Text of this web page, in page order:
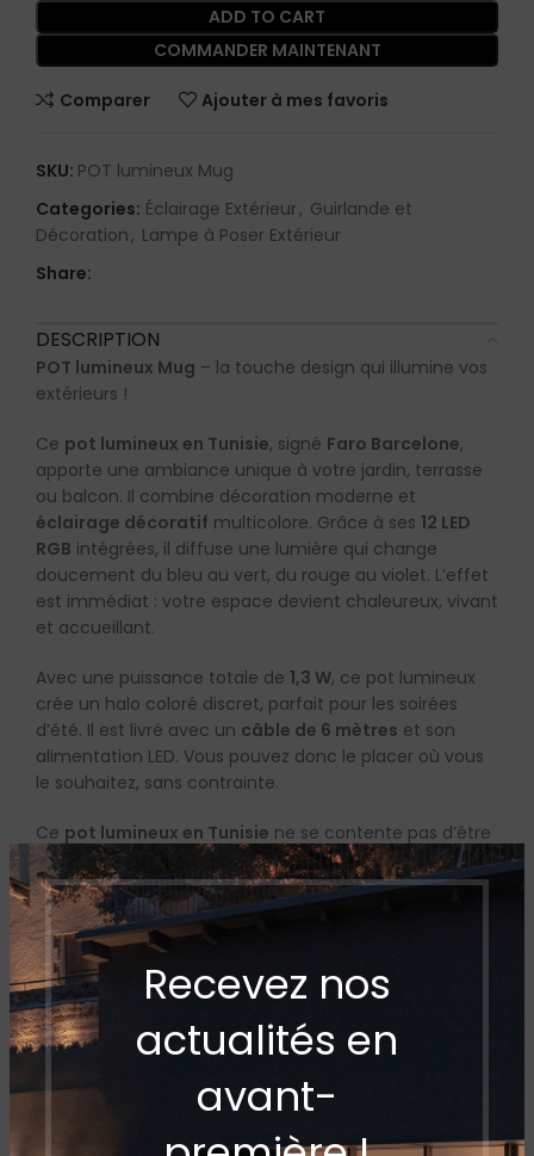
Recevez nos
actualités en
avant-
ADD TO CART
COMMANDER MAINTENANT
Comparer Ajouter à mes favoris
SKU: POT lumineux Mug
Categories: Éclairage Extérieur, Guirlande et
Décoration, Lampe à Poser Extérieur
Share:
DESCRIPTION
POT lumineux Mug – la touche design qui illumine vos
extérieurs !
Ce pot lumineux en Tunisie, signé Faro Barcelone,
apporte une ambiance unique à votre jardin, terrasse
ou balcon. Il combine décoration moderne et
éclairage décoratif multicolore. Grâce à ses 12 LED
RGB intégrées, il diffuse une lumière qui change
doucement du bleu au vert, du rouge au violet. L’effet
est immédiat : votre espace devient chaleureux, vivant
et accueillant.
Avec une puissance totale de 1,3 W, ce pot lumineux
crée un halo coloré discret, parfait pour les soirées
d’été. Il est livré avec un câble de 6 mètres et son
alimentation LED. Vous pouvez donc le placer où vous
le souhaitez, sans contrainte.
Ce pot lumineux en Tunisie ne se contente pas d’être
esthétique. Il est conçu pour durer. Sa fabrication de
qualité respecte les normes européennes (CE) et sa
structure résiste aux conditions extérieures.
LePOT lumineux Mug
valeur vos plantes tout en créant une ambiance
élégante. Que ce soit pour une fête en plein air, un
dîner romantique ou une simple pause détente, il
Artelec, distributeur exclusif de Faro
Barcelone en Tunisie, ceéclairage extérieur en